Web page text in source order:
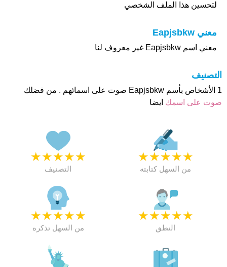
لتحسين هذا الملف الشخصي
معني Eapjsbkw
معني اسم Eapjsbkw غير معروف لنا
التصنيف
1 الأشخاص بأسم Eapjsbkw صوت على اسمائهم . من فضلك
صوت على اسمك ايضا
★
★
★
★
★
التصنيف
★
★
★
★
★
من السهل كتابته
★
★
★
★
★
من السهل تذكره
★
★
★
★
★
النطق